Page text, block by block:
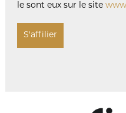
le sont eux sur le site